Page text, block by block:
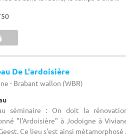
De L'ardoisière
- Brabant wallon (WBR)
séminaire : On doit la
"l'Ardoisière" à Jodoigne à
Ce lieu s'est ainsi métamorphosé